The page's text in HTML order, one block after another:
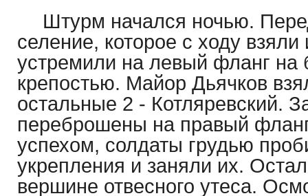
Штурм начался ночью.
селение, которое с ходу взяли
устремили на левый фланг на
крепостью. Майор Дьячков
остальные 2 - Котляревский.
переброшены на правый
успехом, солдаты грудью
укрепления и заняли их.
вершине отвесного утеса.